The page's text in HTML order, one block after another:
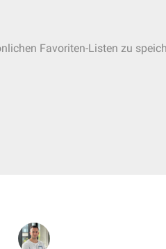
Favoriten-Listen zu